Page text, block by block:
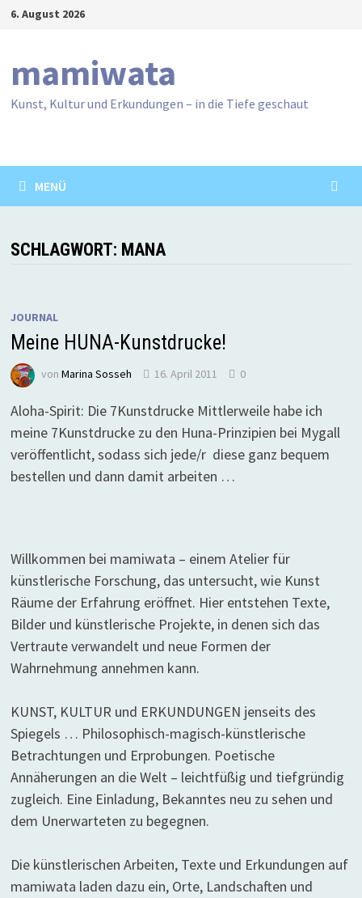
Zum6. August 2026
mamiwata
Kunst, Kultur und Erkundungen – in die Tiefe geschaut
MENÜ
SCHLAGWORT: MANA
JOURNAL
Meine HUNA-Kunstdrucke!
von Marina Sosseh 16. April 2011 0
Aloha-Spirit: Die 7Kunstdrucke Mittlerweile habe ich
meine 7Kunstdrucke zu den Huna-Prinzipien bei Mygall
veröffentlicht, sodass sich jede/r diese ganz bequem
bestellen und dann damit arbeiten …
Willkommen bei mamiwata – einem Atelier für
künstlerische Forschung, das untersucht, wie Kunst
Räume der Erfahrung eröffnet. Hier entstehen Texte,
Bilder und künstlerische Projekte, in denen sich das
Vertraute verwandelt und neue Formen der
Wahrnehmung annehmen kann.
KUNST, KULTUR und ERKUNDUNGEN jenseits des
Spiegels … Philosophisch-magisch-künstlerische
Betrachtungen und Erprobungen. Poetische
Annäherungen an die Welt – leichtfüßig und tiefgründig
zugleich. Eine Einladung, Bekanntes neu zu sehen und
dem Unerwarteten zu begegnen.
Die künstlerischen Arbeiten, Texte und Erkundungen auf
mamiwata laden dazu ein, Orte, Landschaften und